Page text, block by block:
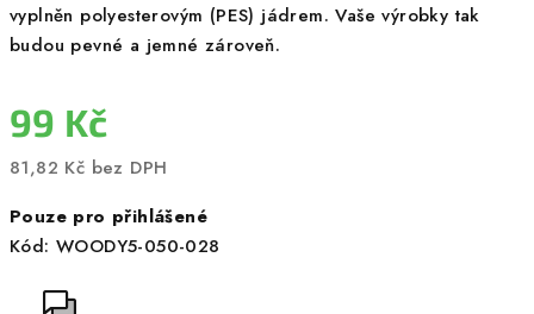
vyplněn polyesterovým (PES) jádrem. Vaše výrobky tak
budou pevné a jemné zároveň.
99 Kč
81,82 Kč bez DPH
cena:
Pouze pro přihlášené
Kód: WOODY5-050-028